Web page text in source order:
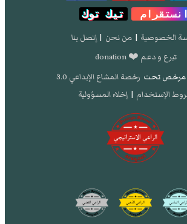
انستقرام
تيك توك
الخصوصية | من نحن | إتصل بنا
تبرع و دعم ❤️ donation
مرخص تحت رخصة المشاع الإبداعي 3.0
الإستخدام | إخلاء المسؤولية